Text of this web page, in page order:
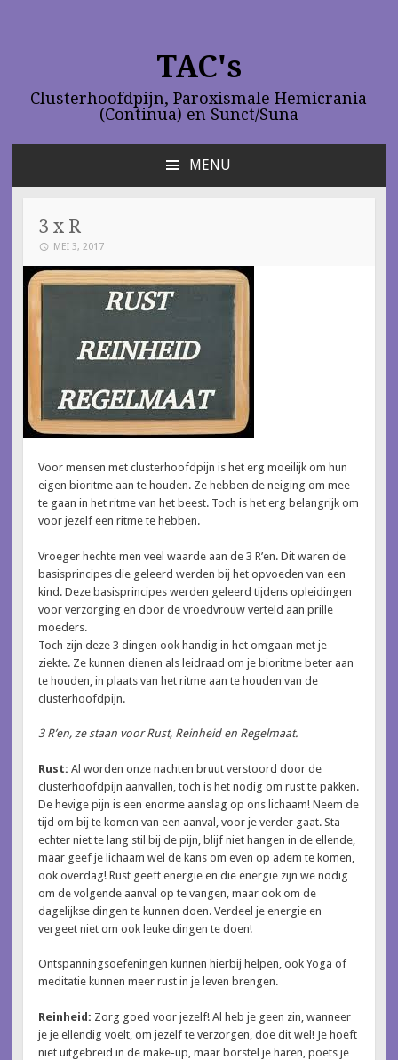
TAC's
Clusterhoofdpijn, Paroxismale Hemicrania
(Continua) en Sunct/Suna
MENU
INHOUD
SPRINGEN
3 x R
MEI 3, 2017
Voor mensen met clusterhoofdpijn is het erg moeilijk om hun
eigen bioritme aan te houden. Ze hebben de neiging om mee
te gaan in het ritme van het beest. Toch is het erg belangrijk om
voor jezelf een ritme te hebben.
Vroeger hechte men veel waarde aan de 3 R’en. Dit waren de
basisprincipes die geleerd werden bij het opvoeden van een
kind. Deze basisprincipes werden geleerd tijdens opleidingen
voor verzorging en door de vroedvrouw verteld aan prille
moeders.
Toch zijn deze 3 dingen ook handig in het omgaan met je
ziekte. Ze kunnen dienen als leidraad om je bioritme beter aan
te houden, in plaats van het ritme aan te houden van de
clusterhoofdpijn.
3 R’en, ze staan voor Rust, Reinheid en Regelmaat.
Rust: Al worden onze nachten bruut verstoord door de
clusterhoofdpijn aanvallen, toch is het nodig om rust te pakken.
De hevige pijn is een enorme aanslag op ons lichaam! Neem de
tijd om bij te komen van een aanval, voor je verder gaat. Sta
echter niet te lang stil bij de pijn, blijf niet hangen in de ellende,
maar geef je lichaam wel de kans om even op adem te komen,
ook overdag! Rust geeft energie en die energie zijn we nodig
om de volgende aanval op te vangen, maar ook om de
dagelijkse dingen te kunnen doen. Verdeel je energie en
vergeet niet om ook leuke dingen te doen!
Ontspanningsoefeningen kunnen hierbij helpen, ook Yoga of
meditatie kunnen meer rust in je leven brengen.
Reinheid: Zorg goed voor jezelf! Al heb je geen zin, wanneer
je je ellendig voelt, om jezelf te verzorgen, doe dit wel! Je hoeft
niet uitgebreid in de make-up, maar borstel je haren, poets je